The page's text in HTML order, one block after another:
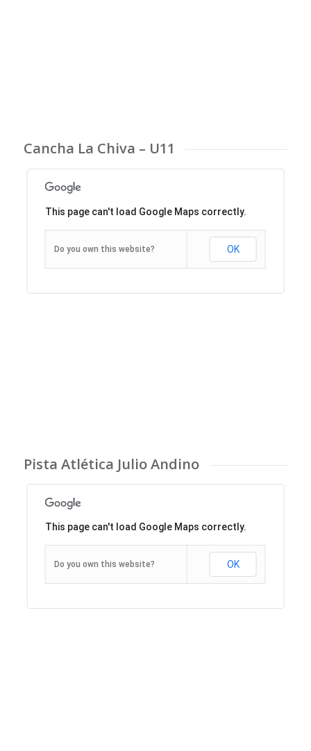
Cancha La Chiva – U11
This page can't load Google Maps correctly.
Do you own this website? OK
Pista Atlética Julio Andino
This page can't load Google Maps correctly.
Do you own this website? OK